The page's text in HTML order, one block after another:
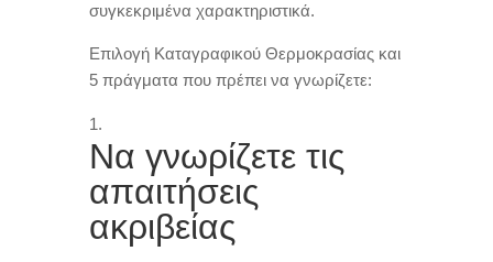
συγκεκριμένα χαρακτηριστικά.
Επιλογή Καταγραφικού Θερμοκρασίας και
5 πράγματα που πρέπει να γνωρίζετε:
Να γνωρίζετε τις
απαιτήσεις
ακριβείας